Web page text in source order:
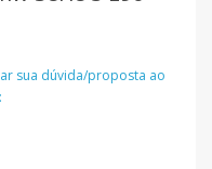
sua dúvida/proposta ao